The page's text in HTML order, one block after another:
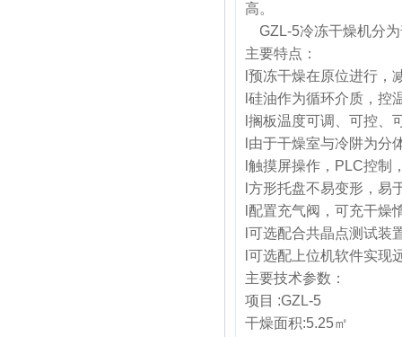
高。
GZL-5冷冻干燥机分
主要特点：
l预冻干燥在原位进行，
l硅油作为循环介质，控
l搁板温度可调、可控、
l由于干燥室与冷阱为分
l触摸屏操作，PLC控制
l方形托盘不易变形，易
l配置充气阀，可充干燥
l可选配合共晶点测试装
l可选配上位机软件实现
主要技术参数：
项目 :GZL-5
干燥面积:5.25㎡